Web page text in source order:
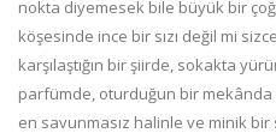
nokta diyemesek bile büyük bir
köşesinde ince bir sızı değil mi
karşılaştığın bir şiirde, sokakta
parfümde, oturduğun bir mekânda
en savunmasız halinle ve minik bir